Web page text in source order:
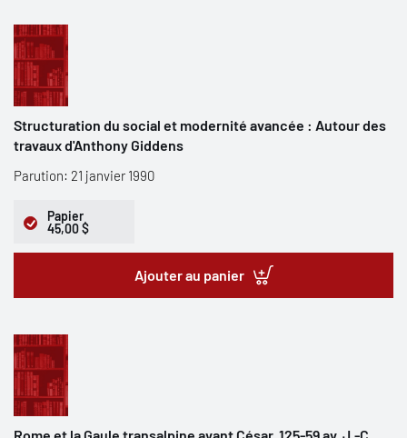
Structuration du social et modernité avancée : Autour des
travaux d'Anthony Giddens
Parution: 21 janvier 1990
Papier
45,00 $
Ajouter au panier